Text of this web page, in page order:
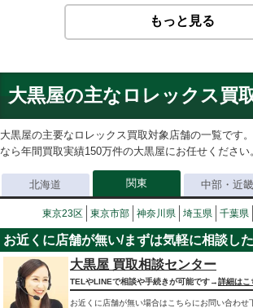
もっと見る
大黒屋の主なロレックス買
大黒屋の主要なロレックス買取対象店舗の一覧です
なら年間買取実績150万件の大黒屋にお任せください
北海道 関東 中部・近畿
東京23区 東京市部 神奈川県 埼玉県 千葉県
お近くに店舗が無い/まずは気軽に相談し
大黒屋 買取相談センター
TELやLINEで相談や手続きが可能です→詳細はこ
お近くに店舗が無い場合はこちらにお問い合わせ